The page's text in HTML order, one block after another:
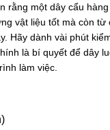
rằng một dây cẩu
vật liệu tốt mà còn từ
Hãy dành vài phút
là bí quyết để dây
làm việc.